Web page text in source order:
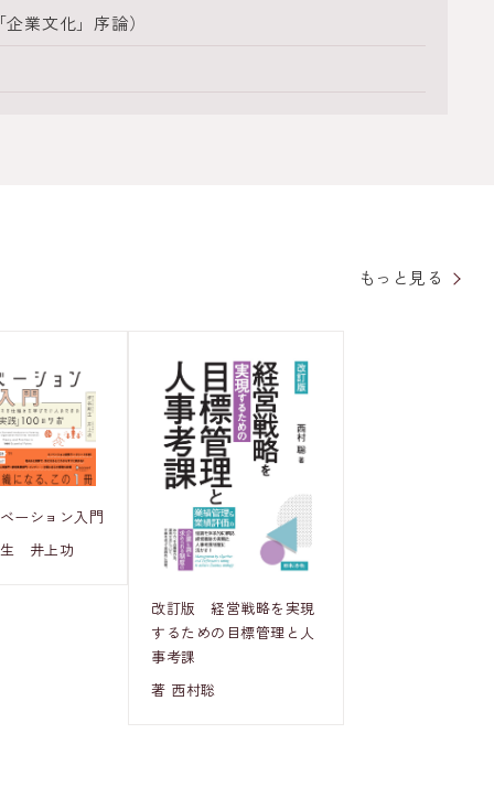
業文化」序論）
もっと見る
ーション入門
井上功
改訂版 経営戦略を実現
するための目標管理と人
事考課
著 西村聡